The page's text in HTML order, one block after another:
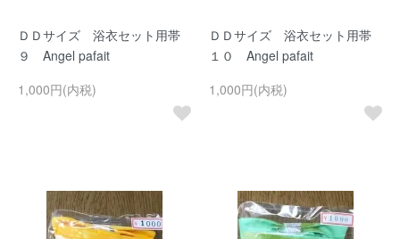
ＤＤサイズ 浴衣セット用帯
９ Angel pafait
1,000円(内税)
ＤＤサイズ 浴衣セット用帯
１０ Angel pafait
1,000円(内税)